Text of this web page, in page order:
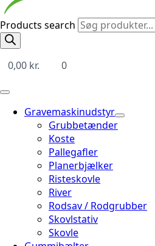
Products search
0,00 kr. 0
Gravemaskinudstyr
Grubbetænder
Koste
Pallegafler
Planerbjælker
Risteskovle
River
Rodsav / Rodgrubber
Skovlstativ
Skovle